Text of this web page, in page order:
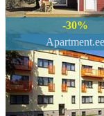
-30%
Apartment.ee